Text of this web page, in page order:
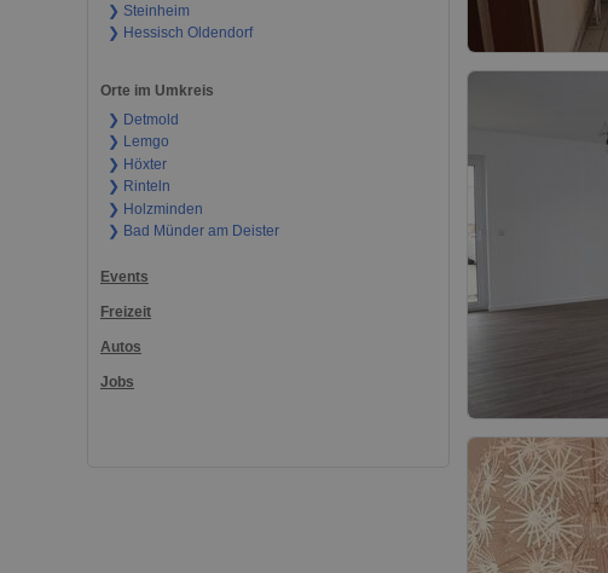
❯ Steinheim
❯ Hessisch Oldendorf
Orte im Umkreis
❯ Detmold
❯ Lemgo
❯ Höxter
❯ Rinteln
❯ Holzminden
❯ Bad Münder am Deister
Events
Freizeit
Autos
Jobs